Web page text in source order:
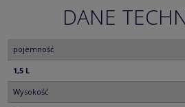
DANE
pojemność
1,5 L
Wysokość